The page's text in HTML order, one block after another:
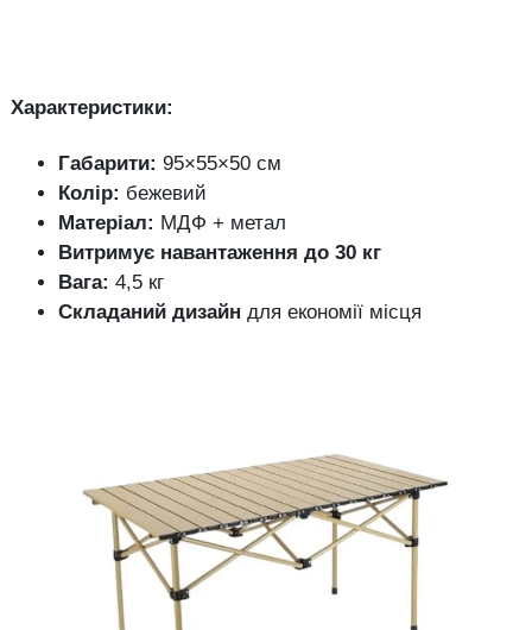
Характеристики:
Габарити: 95×55×50 см
Колір: бежевий
Матеріал: МДФ + метал
Витримує навантаження до 30 кг
Вага: 4,5 кг
Складаний дизайн для економії місця